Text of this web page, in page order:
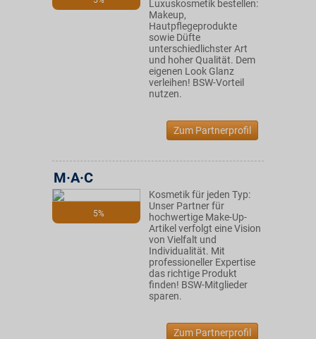
Luxuskosmetik bestellen:
Makeup,
Hautpflegeprodukte
sowie Düfte
unterschiedlichster Art
und hoher Qualität. Dem
eigenen Look Glanz
verleihen! BSW-Vorteil
nutzen.
Zum Partnerprofil
5%
M·A·C
Kosmetik für jeden Typ:
Unser Partner für
hochwertige Make-Up-
Artikel verfolgt eine Vision
von Vielfalt und
Individualität. Mit
professioneller Expertise
das richtige Produkt
finden! BSW-Mitglieder
sparen.
Zum Partnerprofil